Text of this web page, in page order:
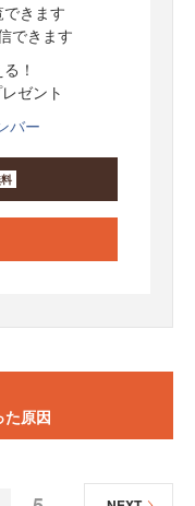
できます
できます
！
ゼント
バー
た原因